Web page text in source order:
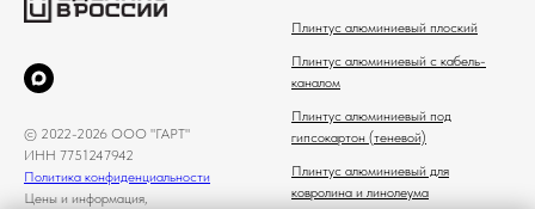
© 2022-2026 ООО "ГАРТ"
ИНН 7751247942
Политика конфиденциальности
Цены и информация,
Плинтус алюминиевый плоский
Плинтус алюминиевый с кабель-
каналом
Плинтус алюминиевый под
гипсокартон (теневой)
Плинтус алюминиевый для
ковролина и линолеума